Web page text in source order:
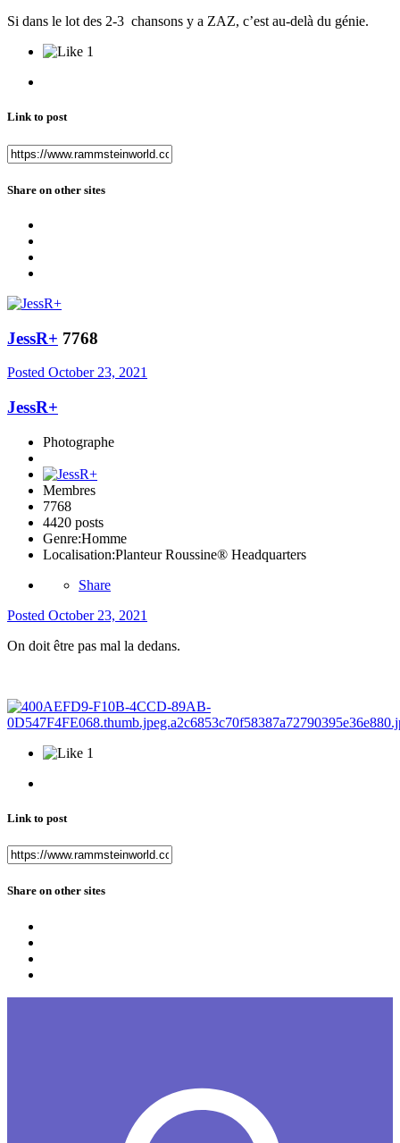
Si dans le lot des 2-3 chansons y a ZAZ, c’est au-delà du génie.
1
Link to post
Share on other sites
JessR+ 7768
Posted October 23, 2021
JessR+
Photographe
Membres
7768
4420 posts
Genre:Homme
Localisation:Planteur Roussine® Headquarters
Share
Posted October 23, 2021
On doit être pas mal la dedans.
1
Link to post
Share on other sites